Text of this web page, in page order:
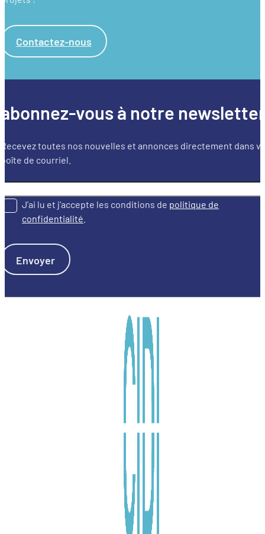
Contactez-nous
abonnez-vous à notre newsletter
Recevez toutes nos nouvelles et annonces directement dans
boîte de courriel.
J’ai lu et j’accepte les conditions de politique de
confidentialité
Envoyer